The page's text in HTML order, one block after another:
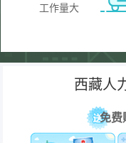
工作量大
西藏人
免费